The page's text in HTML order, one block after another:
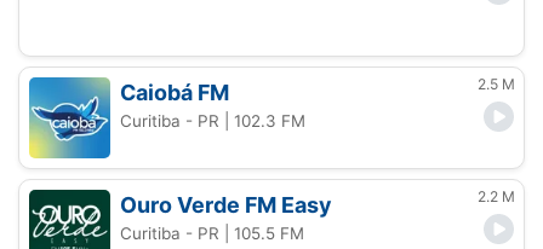
Caiobá FM 2.5 M
Curitiba - PR | 102.3 FM
Ouro Verde FM Easy 2.2 M
Curitiba - PR | 105.5 FM